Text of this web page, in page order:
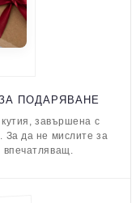
ПОДАРЯВАНЕ
завършена с
За да не мислите за